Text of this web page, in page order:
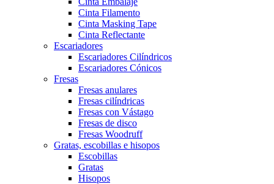
Cinta Filamento
Cinta Masking Tape
Cinta Reflectante
Escariadores
Escariadores Cilíndricos
Escariadores Cónicos
Fresas
Fresas anulares
Fresas cilíndricas
Fresas con Vástago
Fresas de disco
Fresas Woodruff
Gratas, escobillas e hisopos
Escobillas
Gratas
Hisopos